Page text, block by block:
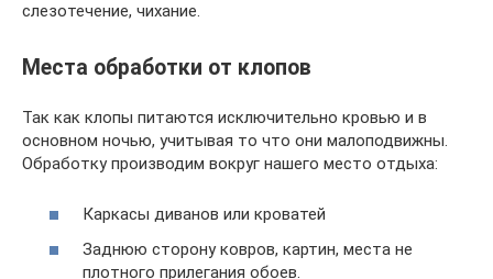
слезотечение, чихание.
Места обработки от клопов
Так как клопы питаются исключительно кровью и в
основном ночью, учитывая то что они малоподвижны.
Обработку производим вокруг нашего место отдыха:
Каркасы диванов или кроватей
Заднюю сторону ковров, картин, места не
плотного прилегания обоев.